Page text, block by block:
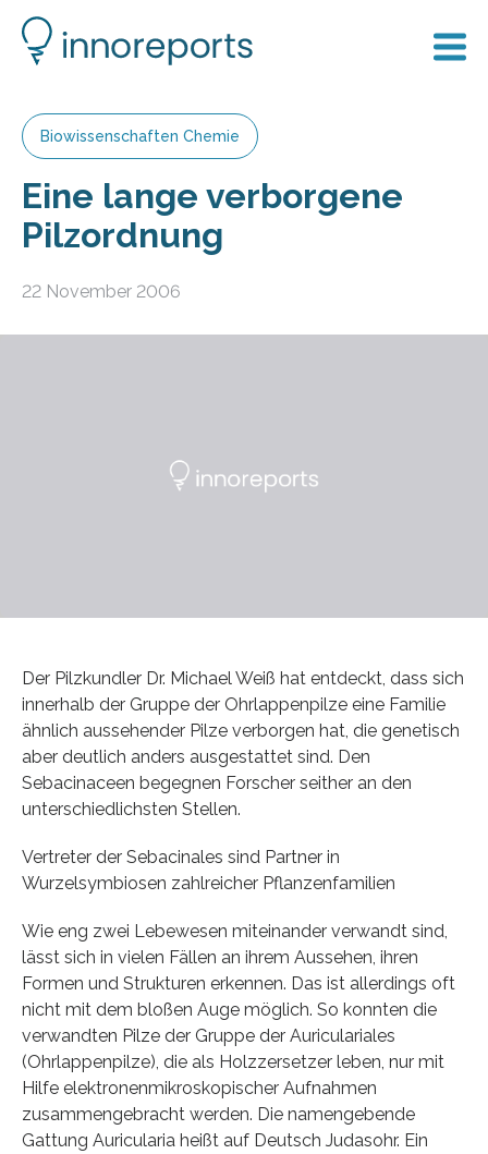
Biowissenschaften Chemie
Eine lange verborgene
Pilzordnung
22 November 2006
Der Pilzkundler Dr. Michael Weiß hat entdeckt, dass sich
innerhalb der Gruppe der Ohrlappenpilze eine Familie
ähnlich aussehender Pilze verborgen hat, die genetisch
aber deutlich anders ausgestattet sind. Den
Sebacinaceen begegnen Forscher seither an den
unterschiedlichsten Stellen.
Vertreter der Sebacinales sind Partner in
Wurzelsymbiosen zahlreicher Pflanzenfamilien
Wie eng zwei Lebewesen miteinander verwandt sind,
lässt sich in vielen Fällen an ihrem Aussehen, ihren
Formen und Strukturen erkennen. Das ist allerdings oft
nicht mit dem bloßen Auge möglich. So konnten die
verwandten Pilze der Gruppe der Auriculariales
(Ohrlappenpilze), die als Holzzersetzer leben, nur mit
Hilfe elektronenmikroskopischer Aufnahmen
zusammengebracht werden. Die namengebende
Gattung Auricularia heißt auf Deutsch Judasohr. Ein